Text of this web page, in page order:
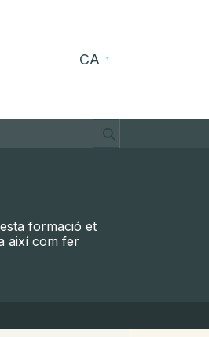
CA
formació et
així com fer